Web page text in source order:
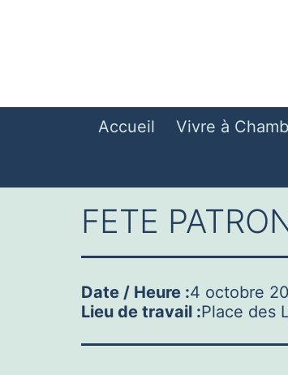
Accueil Vivre à
FETE
Date / Heure :4 octobre
Lieu de travail :Place des